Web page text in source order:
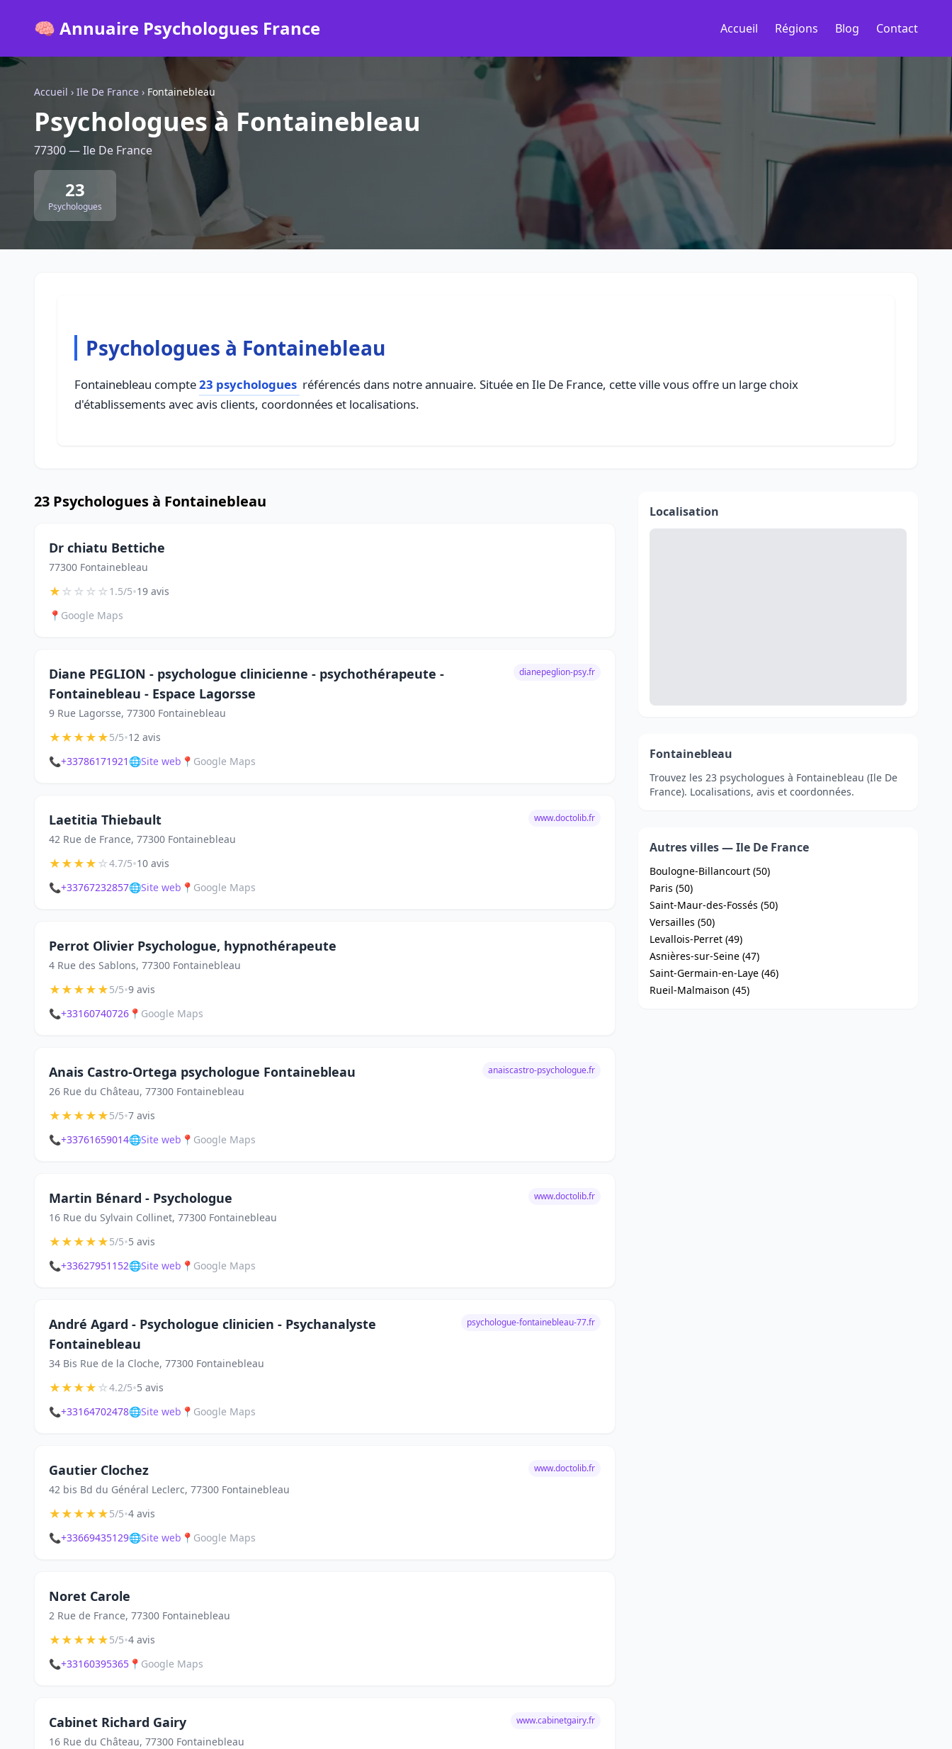
🧠 Annuaire Psychologues France Accueil Régions Blog Contact
Accueil › Ile De France › Fontainebleau
Psychologues à Fontainebleau
77300 — Ile De France
23
Psychologues
Psychologues à Fontainebleau
Fontainebleau compte23 psychologues référencés dans notre annuaire. Située en Ile De France, cette ville vous offre un large choix
d'établissements avec avis clients, coordonnées et localisations.
23 Psychologues à Fontainebleau
Dr chiatu Bettiche
77300 Fontainebleau
★☆☆☆☆1.5/5•19 avis
📍 Google Maps
Diane PEGLION - psychologue clinicienne - psychothérapeute -
Fontainebleau - Espace Lagorsse
9 Rue Lagorsse, 77300 Fontainebleau
dianepeglion-psy.fr
★★★★★5/5•12 avis
📞+33786171921 🌐Site web 📍 Google Maps
Laetitia Thiebault
42 Rue de France, 77300 Fontainebleau
www.doctolib.fr
★★★★☆4.7/5•10 avis
📞+33767232857🌐Site web 📍 Google Maps
Perrot Olivier Psychologue, hypnothérapeute
4 Rue des Sablons, 77300 Fontainebleau
★★★★★5/5•9 avis
📞+33160740726 📍 Google Maps
Anais Castro-Ortega psychologue Fontainebleau
26 Rue du Château, 77300 Fontainebleau
anaiscastro-psychologue.fr
★★★★★5/5•7 avis
📞+33761659014🌐Site web 📍 Google Maps
Martin Bénard - Psychologue
16 Rue du Sylvain Collinet, 77300 Fontainebleau
www.doctolib.fr
★★★★★5/5•5 avis
📞+33627951152🌐Site web 📍 Google Maps
André Agard - Psychologue clinicien - Psychanalyste
Fontainebleau
34 Bis Rue de la Cloche, 77300 Fontainebleau
psychologue-fontainebleau-77.fr
★★★★☆4.2/5•5 avis
📞+33164702478🌐Site web 📍 Google Maps
Gautier Clochez
42 bis Bd du Général Leclerc, 77300 Fontainebleau
www.doctolib.fr
★★★★★5/5•4 avis
📞+33669435129🌐Site web 📍 Google Maps
Noret Carole
2 Rue de France, 77300 Fontainebleau
★★★★★5/5•4 avis
📞+33160395365 📍 Google Maps
Cabinet Richard Gairy
16 Rue du Château, 77300 Fontainebleau
www.cabinetgairy.fr
Localisation
Fontainebleau
Trouvez les 23 psychologues à Fontainebleau (Ile De
France). Localisations, avis et coordonnées.
Autres villes — Ile De France
Boulogne-Billancourt (50)
Paris (50)
Saint-Maur-des-Fossés (50)
Versailles (50)
Levallois-Perret (49)
Asnières-sur-Seine (47)
Saint-Germain-en-Laye (46)
Rueil-Malmaison (45)